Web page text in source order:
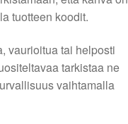
tuotteen koodit.
vaurioitua tai helposti
tarkistaa ne
vaihtamalla